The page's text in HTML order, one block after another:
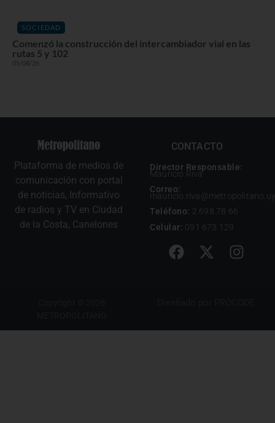
SOCIEDAD
Comenzó la construcción del intercambiador vial en las
rutas 5 y 102
05/08/26
Plataforma de medios de
comunicación con portal
de noticias, Informativo
de radios y TV en Ciudad
de la Costa, Canelones
CONTACTO
Director Responsable:
Mauricio Riva
Correo:
mauricio.riva@metropolitano.uy
Teléfono: 2 698 78 66
Celular: 091 673 129